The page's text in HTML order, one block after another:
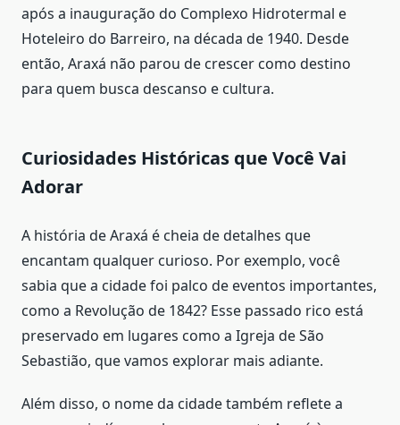
após a inauguração do Complexo Hidrotermal e
Hoteleiro do Barreiro, na década de 1940. Desde
então, Araxá não parou de crescer como destino
para quem busca descanso e cultura.
Curiosidades Históricas que Você Vai
Adorar
A história de Araxá é cheia de detalhes que
encantam qualquer curioso. Por exemplo, você
sabia que a cidade foi palco de eventos importantes,
como a Revolução de 1842? Esse passado rico está
preservado em lugares como a Igreja de São
Sebastião, que vamos explorar mais adiante.
Além disso, o nome da cidade também reflete a